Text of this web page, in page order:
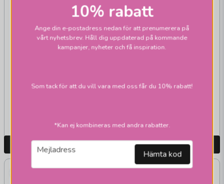
MARKSLÖJD
vardagar
LÄGG I VARUKORGEN
MARKSLÖJD
vardagar
LÄGG I VARUKORGEN
10% rabatt
Ange din e-postadress nedan för att prenumerera på
vårt nyhetsbrev. Håll dig uppdaterad på kommande
kampanjer, nyheter och få inspiration.
Som tack för att du vill vara med oss får du 10% rabatt!
*Kan ej kombineras med andra rabatter.
email
Mejladress Hämta kod